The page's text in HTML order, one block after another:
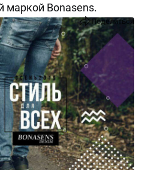
маркой Bonasens.
Поделиться